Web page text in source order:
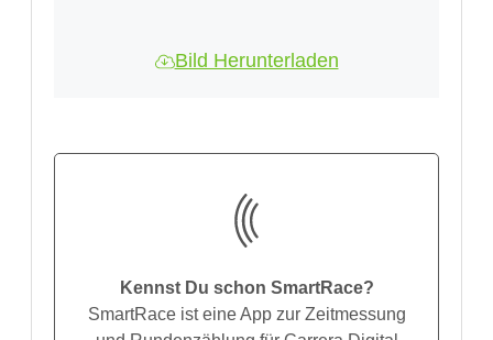
Bild Herunterladen
Kennst Du schon SmartRace?
SmartRace ist eine App zur Zeitmessung